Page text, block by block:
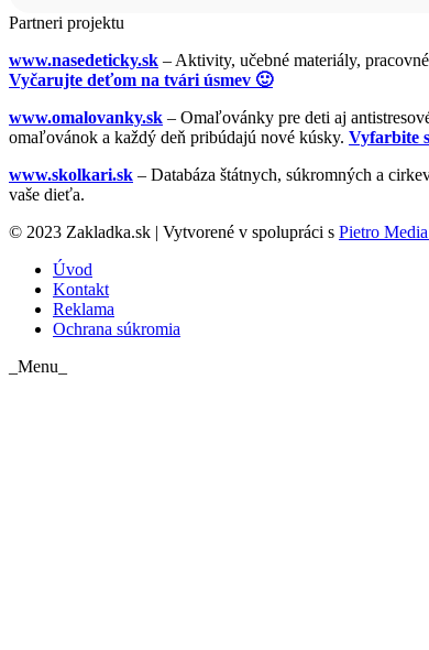
Partneri projektu
www.nasedeticky.sk – Aktivity, učebné materiály,
Vyčarujte deťom na tvári úsmev 🙂
www.omalovanky.sk – Omaľovánky pre deti aj
omaľovánok a každý deň pribúdajú nové kúsky. Vyfarbite
www.skolkari.sk – Databáza štátnych, súkromných a
vaše dieťa.
© 2023 Zakladka.sk | Vytvorené v spolupráci s Pietro
Úvod
Kontakt
Reklama
Ochrana súkromia
_Menu_